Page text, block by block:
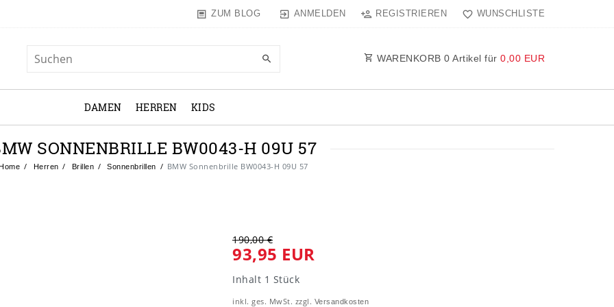
ZUM BLOG ANMELDEN REGISTRIEREN WUNSCHLISTE
WARENKORB 0 Artikel für 0,00 EUR
DAMEN HERREN KIDS
SONNENBRILLE BW0043-H 09U 57
Herren Brillen Sonnenbrillen BMW Sonnenbrille BW0043-H 09U 57
190,00 €
93,95 EUR
Inhalt 1 Stück
inkl. ges. MwSt. zzgl. Versandkosten